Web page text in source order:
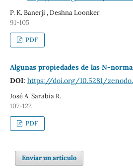
P. K. Banerji , Deshna Loonker
91-105
PDF
Algunas propiedades de las N-
DOI: https://doi.org/10.5281/
José A. Sarabia R.
107-122
PDF
Enviar un artículo